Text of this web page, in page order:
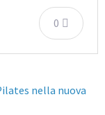
0
nella nuova